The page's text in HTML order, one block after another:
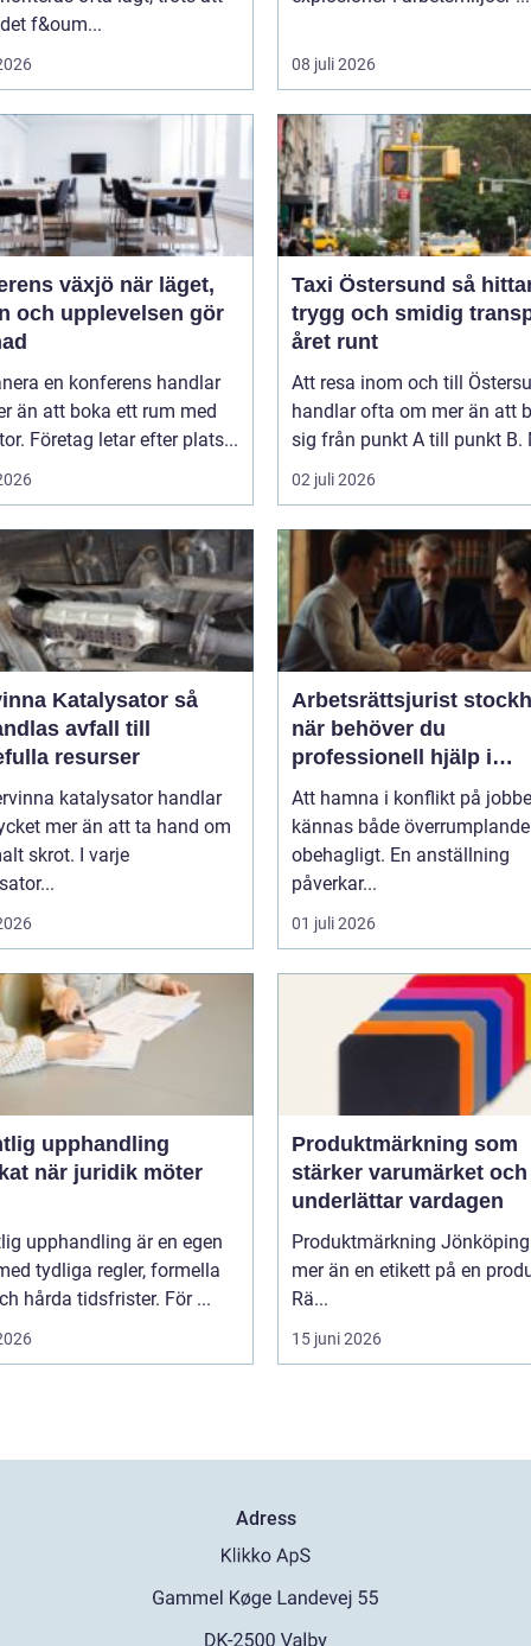
f&oum...
08 juli 2026
växjö när läget,
och upplevelsen gör
en konferens handlar
än att boka ett rum med
Företag letar efter plats...
Taxi Östersund så hittar du
trygg och smidig
året runt
Att resa inom och till
handlar ofta om mer än att
sig från punkt A till punkt B.
02 juli 2026
Katalysator så
avfall till
resurser
katalysator handlar
mer än att ta hand om
skrot. I varje
Arbetsrättsjurist
när behöver du
professionell hjälp i
arbetslivet?
Att hamna i konflikt på
kännas både
obehagligt. En anställning
påverkar...
01 juli 2026
upphandling
möter
upphandling är en egen
tydliga regler, formella
hårda tidsfrister. För ...
Produktmärkning som
stärker varumärket och
underlättar vardagen
Produktmärkning
mer än en etikett på en
Rä...
15 juni 2026
Adress